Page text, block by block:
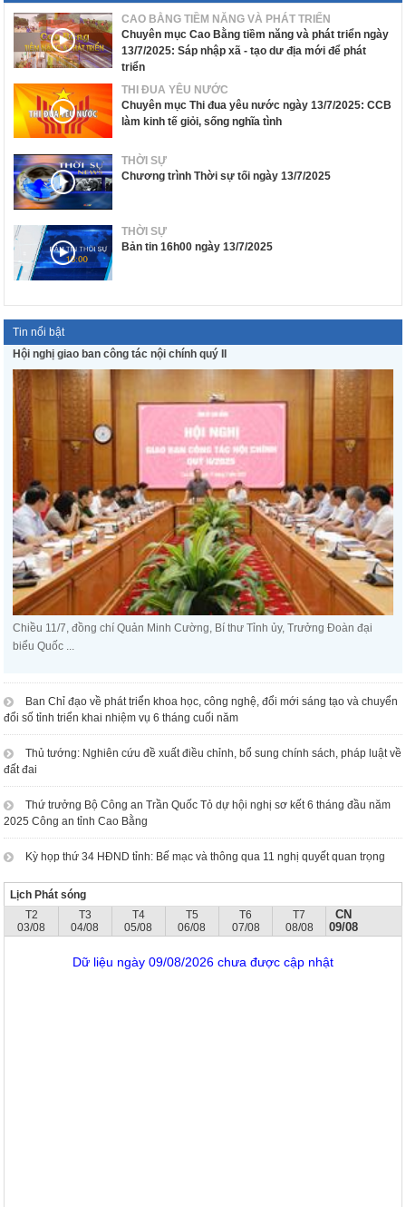
CAO BẰNG TIỀM NĂNG VÀ PHÁT TRIỂN
Chuyên mục Cao Bằng tiềm năng và phát triển ngày
13/7/2025: Sáp nhập xã - tạo dư địa mới để phát
triển
THI ĐUA YÊU NƯỚC
Chuyên mục Thi đua yêu nước ngày 13/7/2025: CCB
làm kinh tế giỏi, sống nghĩa tình
THỜI SỰ
Chương trình Thời sự tối ngày 13/7/2025
THỜI SỰ
Bản tin 16h00 ngày 13/7/2025
Tin nổi bật
Hội nghị giao ban công tác nội chính quý II
Chiều 11/7, đồng chí Quản Minh Cường, Bí thư Tỉnh ủy, Trưởng Đoàn đại
biểu Quốc ...
Ban Chỉ đạo về phát triển khoa học, công nghệ, đổi mới sáng tạo và chuyển
đổi số tỉnh triển khai nhiệm vụ 6 tháng cuối năm
Thủ tướng: Nghiên cứu đề xuất điều chỉnh, bổ sung chính sách, pháp luật về
đất đai
Thứ trưởng Bộ Công an Trần Quốc Tỏ dự hội nghị sơ kết 6 tháng đầu năm
2025 Công an tỉnh Cao Bằng
Kỳ họp thứ 34 HĐND tỉnh: Bế mạc và thông qua 11 nghị quyết quan trọng
Lịch Phát sóng
T2
03/08
T3
04/08
T4
05/08
T5
06/08
T6
07/08
T7
08/08
CN
09/08
Dữ liệu ngày 09/08/2026 chưa được cập nhật